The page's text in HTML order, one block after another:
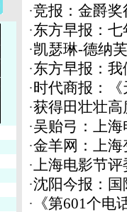
·竞报：金爵
·东方早报：
·凯瑟琳-德纳
·东方早报：我
· 时代商报：
·获得田壮壮
·吴贻弓：上
·金羊网：上
· 上海电影节
·沈阳今报：
· 《第601个电